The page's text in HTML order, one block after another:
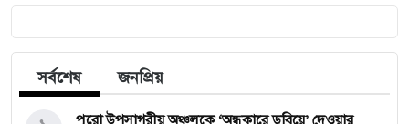
সর্বশেষ জনপ্রিয়
পুরো উপসাগরীয় অঞ্চলকে ‘অন্ধকারে ডুবিয়ে’ দেওয়ার